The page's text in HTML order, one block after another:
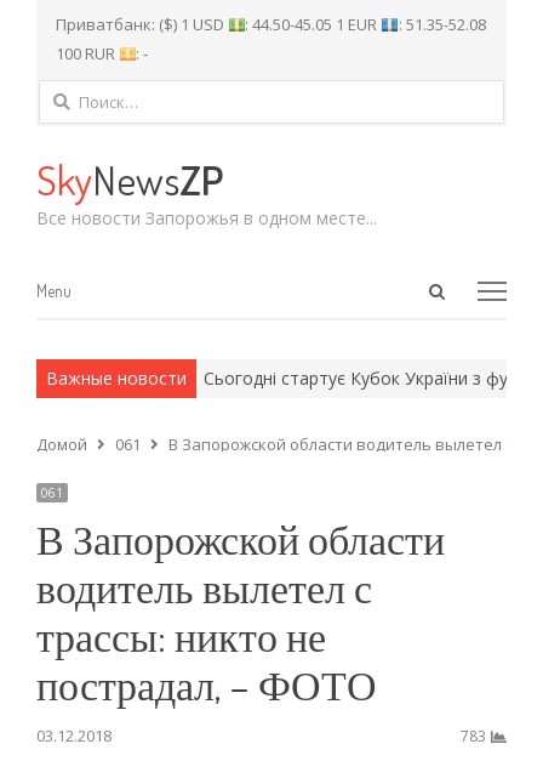
Приватбанк: ($) 1 USD : 44.50-45.05 1 EUR
: 51.35-52.08
100 RUR
: -
Найти:
SkyNewsZP
Все новости Запорожья в одном месте...
Open
Menu
Menu
Важные новости
армейские методы. Сьогодні стартує Кубок України з
Домой 061 В Запорожской области водитель вылетел с
061
В Запорожской области
водитель вылетел с
трассы: никто не
пострадал, – ФОТО
03.12.2018 783